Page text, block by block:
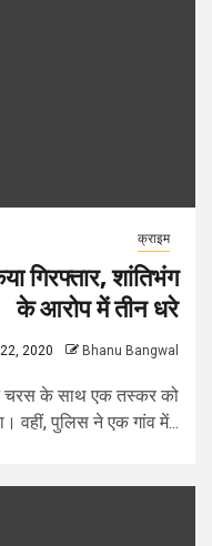
क्राइम
गिरफ्तार, शांतिभंग
के आरोप में तीन धरे
2020 Bhanu Bangwal
चरस के साथ एक तस्कर को
वहीं, पुलिस ने एक गांव में...